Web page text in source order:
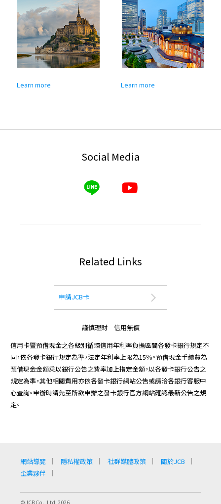
Learn more Learn more
Social Media
Related Links
申請JCB卡
謹慎理財 信用無價
信用卡暨預借現金之各級別循環信用年利率負擔區間各發卡銀行規定不
同，依各發卡銀行規定為準，法定年利率上限為15％。預借現金手續費為
預借現金金額乘以銀行公告之費率加上指定金額，以各發卡銀行公告之
規定為準，其他相關費用亦依各發卡銀行網站公告或請洽各銀行客服中
心查詢。申辦時請先至所欲申辦之發卡銀行官方網站確認最新公告之規
定。
網站導覽 隱私權政策 社群媒體政策
關於JCB
企業夥伴
©JCB Co., Ltd. 2026